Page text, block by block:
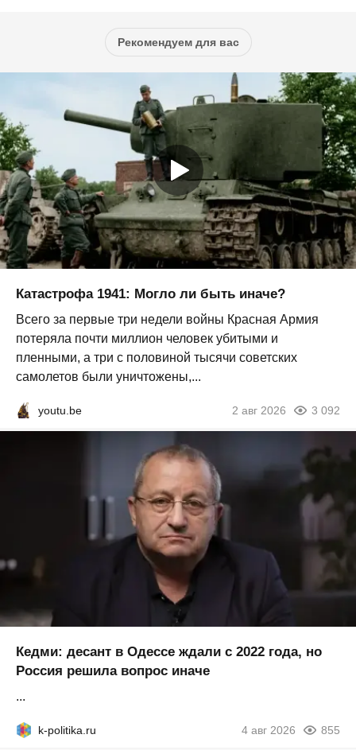
Рекомендуем для вас
Катастрофа 1941: Могло ли быть иначе?
Всего за первые три недели войны Красная Армия
потеряла почти миллион человек убитыми и
пленными, а три с половиной тысячи советских
самолетов были уничтожены,...
youtu.be 2 авг 2026 3 092
Кедми: десант в Одессе ждали с 2022 года, но
Россия решила вопрос иначе
...
k-politika.ru 4 авг 2026 855